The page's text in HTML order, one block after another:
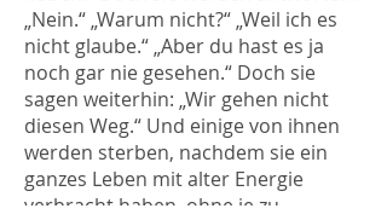
„Nein.“ „Warum nicht?“ „Weil ich es
nicht glaube.“ „Aber du hast es ja
noch gar nie gesehen.“ Doch sie
sagen weiterhin: „Wir gehen nicht
diesen Weg.“ Und einige von ihnen
werden sterben, nachdem sie ein
ganzes Leben mit alter Energie
verbracht haben, ohne je zu